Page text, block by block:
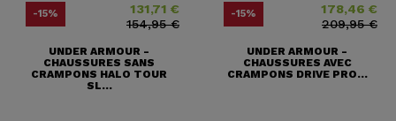
-15% 131,71 €
Prix ​​habituel
154,95 €
UNDER ARMOUR -
CHAUSSURES SANS
CRAMPONS HALO TOUR
SL...
-15% 178,46 €
Prix ​​habituel
209,95 €
UNDER ARMOUR -
CHAUSSURES AVEC
CRAMPONS DRIVE PRO...